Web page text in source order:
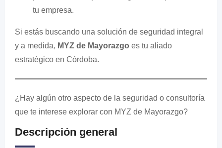
tu empresa.
Si estás buscando una solución de seguridad integral
y a medida, MYZ de Mayorazgo es tu aliado
estratégico en Córdoba.
¿Hay algún otro aspecto de la seguridad o consultoría
que te interese explorar con MYZ de Mayorazgo?
Descripción general